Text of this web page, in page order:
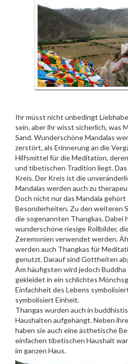
Ihr müsst nicht unbedingt
sein, aber ihr wisst sicherlich, was
Sand. Wunderschöne Mandalas
zerstört, als Erinnerung an die
Hilfsmittel für die Meditation,
und tibetischen Tradition liegt.
Kreis. Der Kreis ist die
Mandalas werden auch zu
Doch nicht nur das Mandala
Besonderheiten. Zu den weiteren
die sogenannten Thangkas. Dabei
wunderschöne riesige Rollbilder,
Zeremonien verwendet werden.
werden auch Thangkas für
genutzt. Darauf sind Gottheiten
Am häufigsten wird jedoch
gekleidet in ein schlichtes
Einfachheit des Lebens
symbolisiert Einheit.
Thangas wurden auch in
Haushalten aufgehängt. Neben
haben sie auch eine ästhetische
einfachen tibetischen Haushalt
im ganzen Haus.